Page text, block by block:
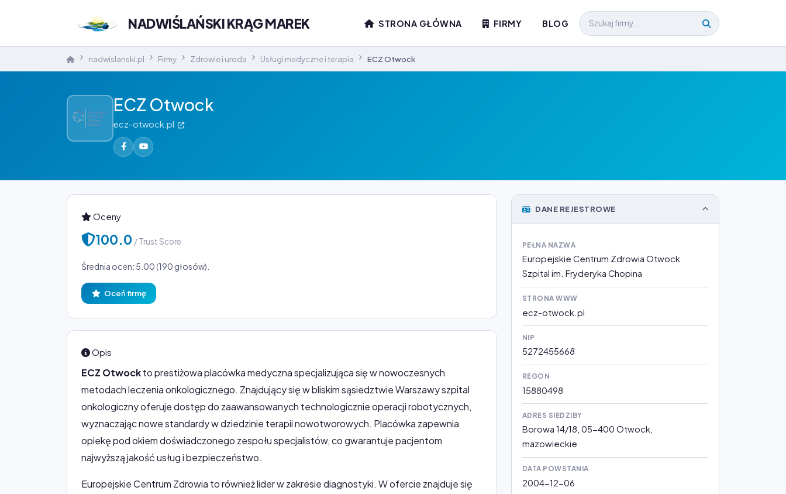
NADWIŚLAŃSKI KRĄG MAREK STRONA GŁÓWNA FIRMY BLOG
nadwislanski.pl Firmy Zdrowie i uroda Usługi medyczne i terapia ECZ Otwock
ECZ Otwock
ecz-otwock.pl
DANE REJESTROWE
PEŁNA NAZWA
Europejskie Centrum Zdrowia Otwock
Szpital im. Fryderyka Chopina
STRONA WWW
ecz-otwock.pl
NIP
5272455668
REGON
15880498
ADRES SIEDZIBY
Borowa 14/18, 05-400 Otwock,
mazowieckie
DATA POWSTANIA
2004-12-06
Oceny
100.0 / Trust Score
Średnia ocen: 5.00 (190 głosów).
Oceń firmę
Opis
ECZ Otwockto prestiżowa placówka medyczna specjalizująca się w nowoczesnych
metodach leczenia onkologicznego. Znajdujący się w bliskim sąsiedztwie Warszawy szpital
onkologiczny oferuje dostęp do zaawansowanych technologicznie operacji robotycznych,
wyznaczając nowe standardy w dziedzinie terapii nowotworowych. Placówka zapewnia
opiekę pod okiem doświadczonego zespołu specjalistów, co gwarantuje pacjentom
najwyższą jakość usług i bezpieczeństwo.
Europejskie Centrum Zdrowia to również lider w zakresie diagnostyki. W ofercie znajduje się